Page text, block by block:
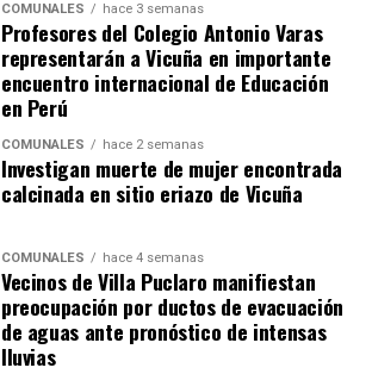
COMUNALES hace 3 semanas
Profesores del Colegio Antonio Varas
representarán a Vicuña en importante
encuentro internacional de Educación
en Perú
COMUNALES hace 2 semanas
Investigan muerte de mujer encontrada
calcinada en sitio eriazo de Vicuña
COMUNALES hace 4 semanas
Vecinos de Villa Puclaro manifiestan
preocupación por ductos de evacuación
de aguas ante pronóstico de intensas
lluvias